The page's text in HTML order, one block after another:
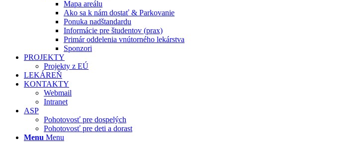
Mapa areálu
Ako sa k nám dostať & Parkovanie
Ponuka nadštandardu
Informácie pre študentov (prax)
Primár oddelenia vnútorného lekárstva
Sponzori
PROJEKTY
Projekty z EÚ
LEKÁREŇ
KONTAKTY
Webmail
Intranet
ASP
Pohotovosť pre dospelých
Pohotovosť pre deti a dorast
Menu Menu